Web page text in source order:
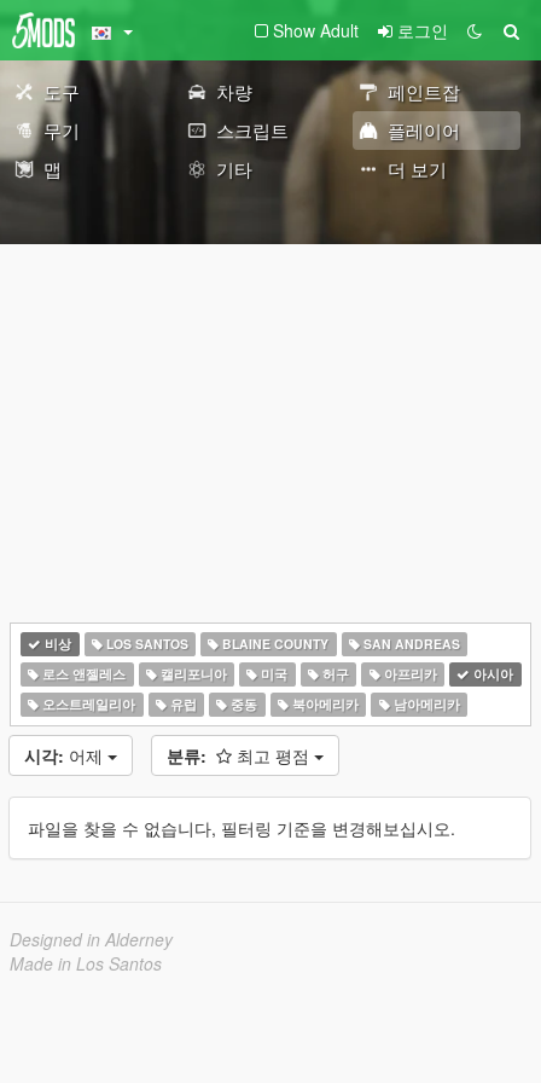
Show Adult 로그인
도구 차량
페인트잡
무기
스크립트
플레이어
맵
기타 더 보기
비상 LOS SANTOS BLAINE COUNTY
SAN ANDREAS
로스 앤젤레스
캘리포니아 미국 허구 아프리카
아시아
오스트레일리아
유럽 중동 북아메리카 남아메리카
시각: 어제 분류: 최고 평점
파일을 찾을 수 없습니다, 필터링 기준을 변경해보십시오.
Designed in Alderney
Made in Los Santos